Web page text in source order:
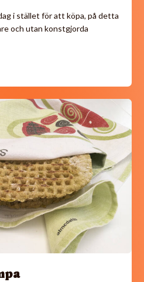
i stället för att köpa, på detta
och utan konstgjorda